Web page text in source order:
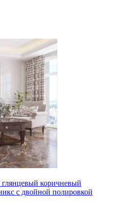
коричневый
с двойной полировкой